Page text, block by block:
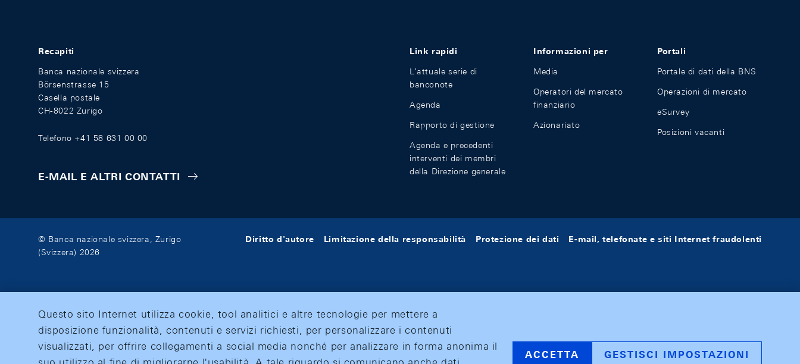
Recapiti
Banca nazionale svizzera
Börsenstrasse 15
Casella postale
CH-8022 Zurigo
Telefono +41 58 631 00 00
E-MAIL E ALTRI CONTATTI
Link rapidi
L'attuale serie di
banconote
Agenda
Rapporto di gestione
Agenda e precedenti
interventi dei membri
della Direzione generale
Informazioni per
Media
Operatori del mercato
finanziario
Azionariato
Portali
Portale di dati della BNS
Operazioni di mercato
eSurvey
Posizioni vacanti
© Banca nazionale svizzera, Zurigo
(Svizzera) 2026
Diritto d'autore Limitazione della responsabilità Protezione dei dati E-mail, telefonate e siti Internet fraudolenti
Questo sito Internet utilizza cookie, tool analitici e altre tecnologie per mettere a
disposizione funzionalità, contenuti e servizi richiesti, per personalizzare i contenuti
visualizzati, per offrire collegamenti a social media nonché per analizzare in forma anonima il
ACCETTA GESTISCI IMPOSTAZIONI